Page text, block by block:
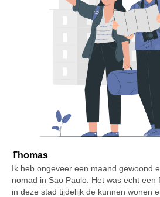
Thomas
Ik heb ongeveer een maand gewoond
nomad in Sao Paulo. Het was echt een
in deze stad tijdelijk de kunnen wonen